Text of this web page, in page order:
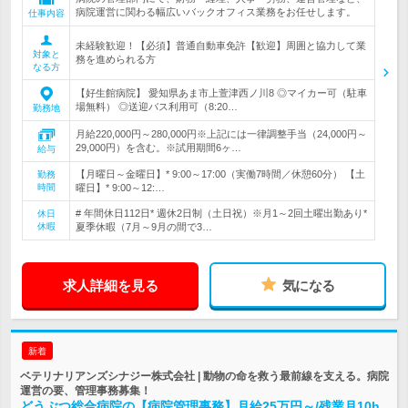
仕事内容
病院運営に関わる幅広いバックオフィス業務をお任せします。
対象と
なる方
未経験歓迎！【必須】普通自動車免許【歓迎】周囲と協力して業
務を進められる方
勤務地
【好生館病院】 愛知県あま市上萱津西ノ川8 ◎マイカー可（駐車
場無料） ◎送迎バス利用可（8:20…
給与
月給220,000円～280,000円※上記には一律調整手当（24,000円～
29,000円）を含む。※試用期間6ヶ…
勤務
時間
【月曜日～金曜日】* 9:00～17:00（実働7時間／休憩60分） 【土
曜日】* 9:00～12:…
休日
休暇
# 年間休日112日* 週休2日制（土日祝）※月1～2回土曜出勤あり*
夏季休暇（7月～9月の間で3…
求人詳細を見る 気になる
新着
ベテリナリアンズシナジー株式会社 | 動物の命を救う最前線を支える。病院
運営の要、管理事務募集！